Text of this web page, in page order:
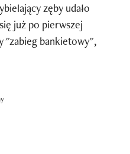
zęby udało
już po pierwszej
"zabieg bankietowy",